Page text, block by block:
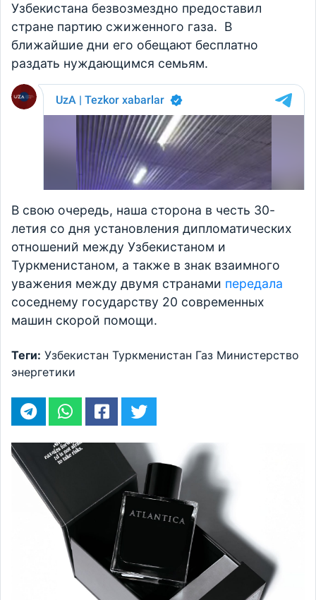
Узбекистана безвозмездно предоставил
стране партию сжиженного газа. В
ближайшие дни его обещают бесплатно
раздать нуждающимся семьям.
В свою очередь, наша сторона в честь 30-
летия со дня установления дипломатических
отношений между Узбекистаном и
Туркменистаном, а также в знак взаимного
уважения между двумя странами передала
соседнему государству 20 современных
машин скорой помощи.
Теги: Узбекистан Туркменистан Газ Министерство
энергетики